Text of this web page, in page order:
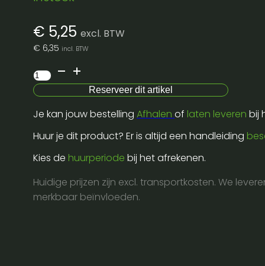
€ 5,25 excl. BTW
€ 6,35 incl. BTW
T6
PIN
90°
D30
ECO
aantal
Reserveer dit artikel
Je kan jouw bestelling Afhalen of laten leveren bij
Huur je dit product? Er is altijd een handleiding
Kies de huurperiode bij het afrekenen.
Huidige prijzen zijn excl. transportkosten. We
merkbaar beïnvloeden.